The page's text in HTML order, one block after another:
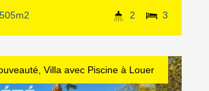
505m2 3
2
Villa avec Piscine à Louer